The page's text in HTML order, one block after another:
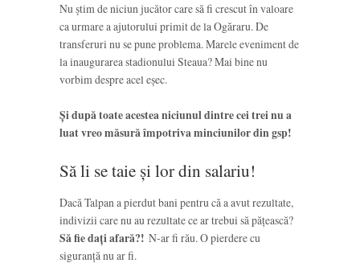
Nu știm de niciun jucător care să fi crescut în valoare
ca urmare a ajutorului primit de la Ogăraru. De
transferuri nu se pune problema. Marele eveniment de
la inaugurarea stadionului Steaua? Mai bine nu
vorbim despre acel eșec.
Și după toate acestea niciunul dintre cei trei nu a
luat vreo măsură împotriva minciunilor din gsp!
Să li se taie și lor din salariu!
Dacă Talpan a pierdut bani pentru că a avut rezultate,
indivizii care nu au rezultate ce ar trebui să pățească?
Să fie dați afară?! N-ar fi rău. O pierdere cu
siguranță nu ar fi.